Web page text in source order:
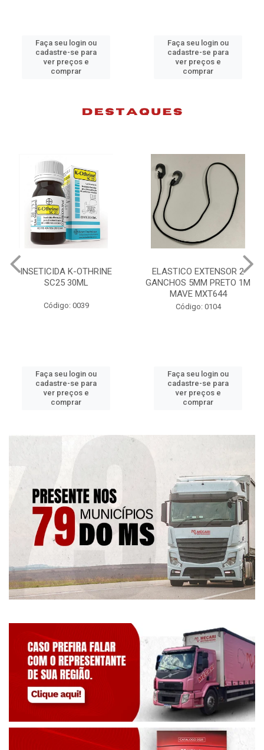
Faça seu login ou
cadastre-se para
ver preços e
comprar
Faça seu login ou
cadastre-se para
ver preços e
comprar
INSETICIDA K-OTHRINE
SC25 30ML
Código: 0039
Faça seu login ou
cadastre-se para
ver preços e
comprar
ELASTICO EXTENSOR 2
GANCHOS 5MM PRETO 1M
MAVE MXT644
Código: 0104
Faça seu login ou
cadastre-se para
ver preços e
comprar